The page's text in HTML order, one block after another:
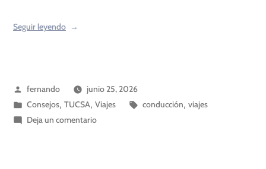
Seguir leyendo
fernando
junio 25, 2026
Consejos,TUCSA,Viajes conducción,viajes
Deja un comentario